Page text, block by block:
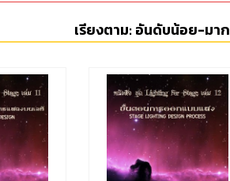
เรียงตาม:อันดับน้อย-มาก